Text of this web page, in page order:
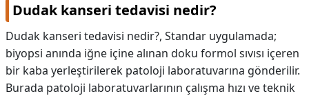
Dudak kanseri tedavisi nedir?
Dudak kanseri tedavisi nedir?, Standar uygulamada;
biyopsi anında iğne içine alınan doku formol sıvısı içeren
bir kaba yerleştirilerek patoloji laboratuvarına gönderilir.
Burada patoloji laboratuvarlarının çalışma hızı ve teknik